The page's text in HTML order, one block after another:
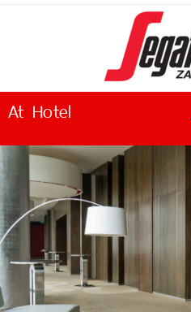
At Hotel